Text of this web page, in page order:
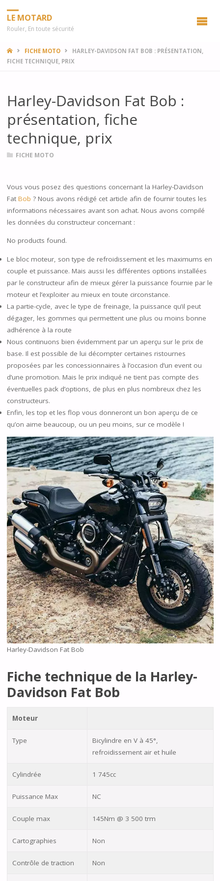
LE MOTARD
Rouler, En toute sécurité
HOMEFICHE MOTO
HARLEY-DAVIDSON FAT BOB : PRÉSENTATION,
FICHE TECHNIQUE, PRIX
Harley-Davidson Fat Bob :
présentation, fiche
technique, prix
FICHE MOTO
Vous vous posez des questions concernant la Harley-Davidson
Fat Bob ? Nous avons rédigé cet article afin de fournir toutes les
informations nécessaires avant son achat. Nous avons compilé
les données du constructeur concernant :
No products found.
Le bloc moteur, son type de refroidissement et les maximums en
couple et puissance. Mais aussi les différentes options installées
par le constructeur afin de mieux gérer la puissance fournie par le
moteur et l’exploiter au mieux en toute circonstance.
La partie-cycle, avec le type de freinage, la puissance qu’il peut
dégager, les gommes qui permettent une plus ou moins bonne
adhérence à la route
Nous continuons bien évidemment par un aperçu sur le prix de
base. Il est possible de lui décompter certaines ristournes
proposées par les concessionnaires à l’occasion d’un event ou
d’une promotion. Mais le prix indiqué ne tient pas compte des
éventuelles pack d’options, de plus en plus nombreux chez les
constructeurs.
Enfin, les top et les flop vous donneront un bon aperçu de ce
qu’on aime beaucoup, ou un peu moins, sur ce modèle !
Harley-Davidson Fat Bob
Fiche technique de la Harley-
Davidson Fat Bob
Moteur
Type
Bicylindre en V à 45°,
refroidissement air et huile
Cylindrée 1 745cc
Puissance Max NC
Couple max 145Nm @ 3 500 trm
Cartographies Non
Contrôle de traction Non